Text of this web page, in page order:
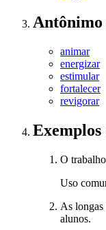
Antônimo
animar
energizar
estimular
fortalecer
revigorar
Exemplos
O
Uso
As longas
alunos.